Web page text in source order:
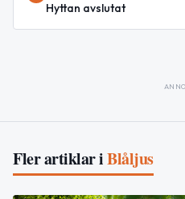
Hyttan avslutat
Fler artiklar iBlåljus